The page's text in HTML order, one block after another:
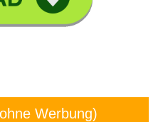
Werbung)